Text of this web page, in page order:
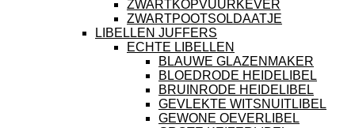
ZWARTKOPVUURKEVER
ZWARTPOOTSOLDAATJE
LIBELLEN JUFFERS
ECHTE LIBELLEN
BLAUWE GLAZENMAKER
BLOEDRODE HEIDELIBEL
BRUINRODE HEIDELIBEL
GEVLEKTE WITSNUITLIBEL
GEWONE OEVERLIBEL